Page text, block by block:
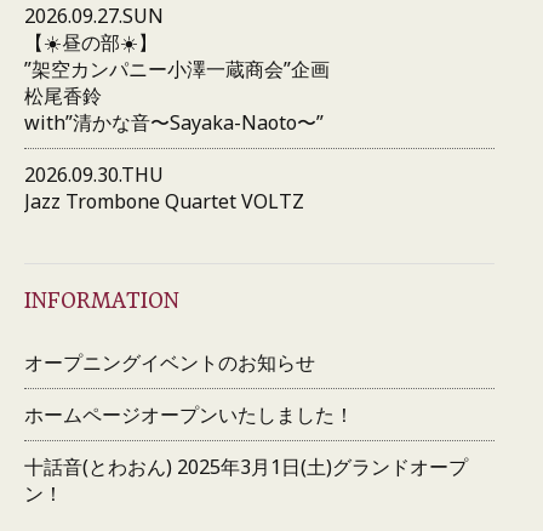
2026.09.27.SUN
【☀️昼の部☀️】
”架空カンパニー小澤一蔵商会”企画
松尾香鈴
with”清かな音〜Sayaka-Naoto〜”
2026.09.30.THU
Jazz Trombone Quartet VOLTZ
INFORMATION
オープニングイベントのお知らせ
ホームページオープンいたしました！
十話音(とわおん) 2025年3月1日(土)グランドオープ
ン！